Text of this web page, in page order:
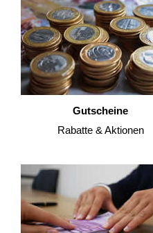
Gutscheine
Rabatte & Aktionen